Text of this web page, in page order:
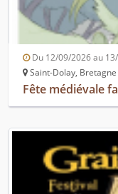
Du 12/09/2026 au
Saint-Dolay, Bretagne
Fête médiévale